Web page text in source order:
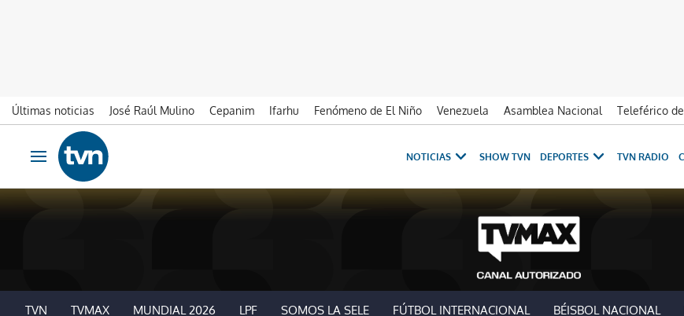
Últimas noticias José Raúl Mulino Cepanim Ifarhu Fenómeno de El Niño Venezuela Asamblea Nacional Teleférico
Ir al contenido
Obrir navegació
NOTICIAS SHOW TVN DEPORTES TVN RADIO
TVN TVMAX MUNDIAL 2026 LPF SOMOS LA SELE FÚTBOL INTERNACIONAL BÉISBOL NACIONAL